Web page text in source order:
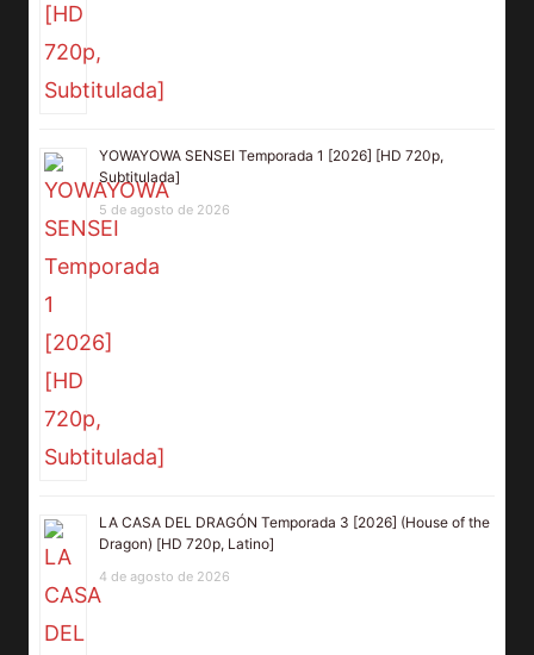
YOWAYOWA SENSEI Temporada 1 [2026] [HD 720p,
Subtitulada]
5 de agosto de 2026
LA CASA DEL DRAGÓN Temporada 3 [2026] (House of the
Dragon) [HD 720p, Latino]
4 de agosto de 2026